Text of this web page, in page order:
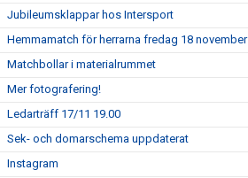
Jubileumsklappar hos Intersport
Hemmamatch för herrarna fredag 18 november
Matchbollar i materialrummet
Mer fotografering!
Ledarträff 17/11 19.00
Sek- och domarschema uppdaterat
Instagram